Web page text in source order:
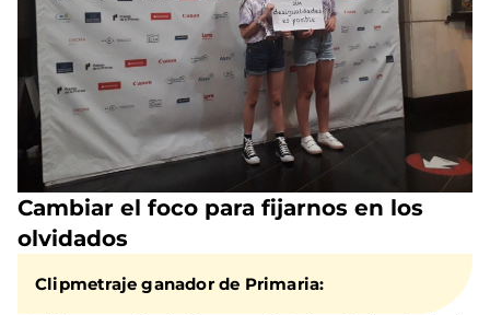
Cambiar el foco para fijarnos en los
olvidados
Clipmetraje ganador de Primaria: